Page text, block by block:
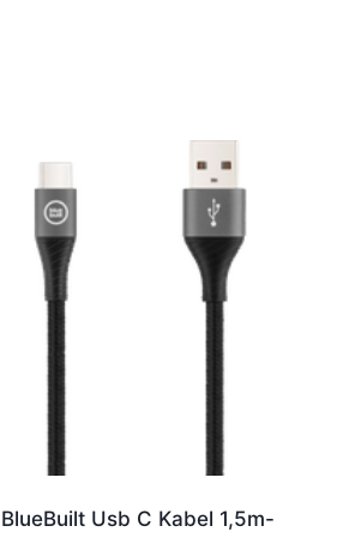
BlueBuilt Usb C Kabel 1,5m-